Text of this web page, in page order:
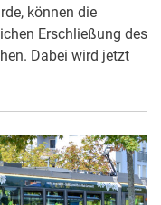
können die
Erschließung des
Dabei wird jetzt